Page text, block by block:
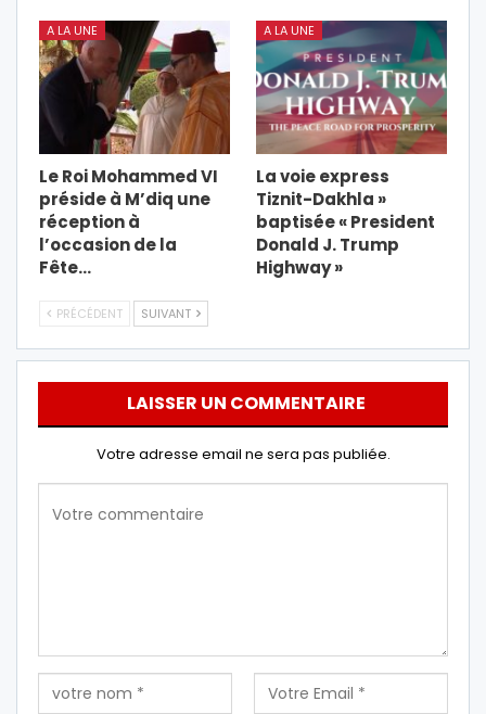
A LA UNE
Le Roi Mohammed VI
préside à M’diq une
réception à
l’occasion de la
Fête…
A LA UNE
La voie express
Tiznit-Dakhla »
baptisée « President
Donald J. Trump
Highway »
PRÉCÉDENT SUIVANT
LAISSER UN COMMENTAIRE
Votre adresse email ne sera pas publiée.